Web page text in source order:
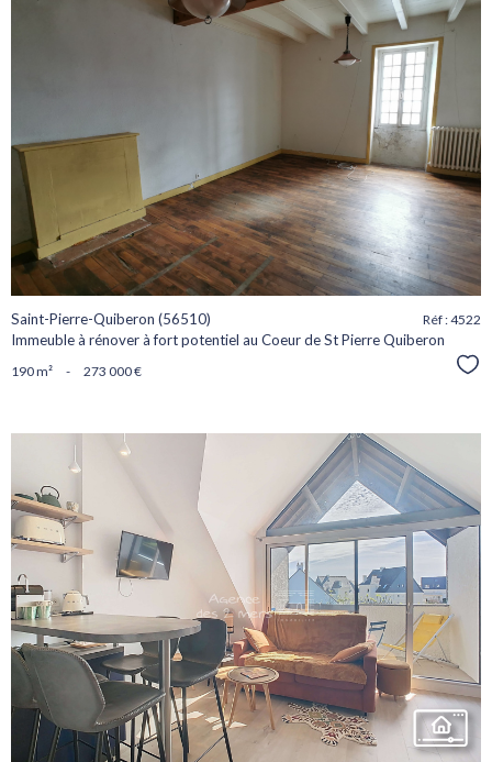
bien
Saint-Pierre-Quiberon (56510)
Immeuble à rénover à fort potentiel au Coeur de St Pierre Quiberon
Réf : 4522
190 m² - 273 000 €
voir le
bien